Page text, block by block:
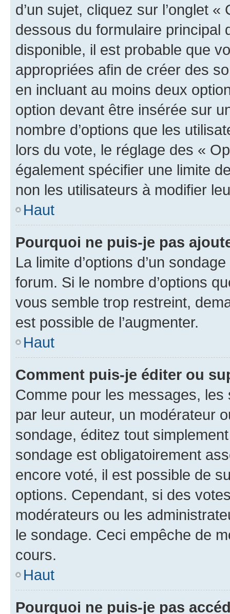
d’un sujet, cliquez sur l’onglet
dessous du formulaire principal
disponible, il est probable que
appropriées afin de créer des
en incluant au moins deux
option devant être insérée sur
nombre d’options que les
lors du vote, le réglage des «
également spécifier une limite
non les utilisateurs à modifier
Haut
Pourquoi ne puis-je pas
La limite d’options d’un
forum. Si le nombre d’options
vous semble trop restreint,
est possible de l’augmenter.
Haut
Comment puis-je éditer ou
Comme pour les messages,
par leur auteur, un modérateur
sondage, éditez tout
sondage est obligatoirement
encore voté, il est possible de
options. Cependant, si des
modérateurs ou les
le sondage. Ceci empêche de
cours.
Haut
Pourquoi ne puis-je pas